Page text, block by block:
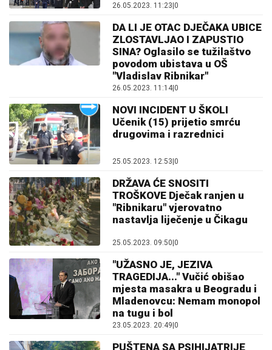
26.05.2023. 11:23 0
DA LI JE OTAC DJEČAKA UBICE
ZLOSTAVLJAO I ZAPUSTIO
SINA? Oglasilo se tužilaštvo
povodom ubistava u OŠ
"Vladislav Ribnikar"
26.05.2023. 11:14 0
NOVI INCIDENT U ŠKOLI
Učenik (15) prijetio smrću
drugovima i razrednici
25.05.2023. 12:53 0
DRŽAVA ĆE SNOSITI
TROŠKOVE Dječak ranjen u
"Ribnikaru" vjerovatno
nastavlja liječenje u Čikagu
25.05.2023. 09:50 0
"UŽASNO JE, JEZIVA
TRAGEDIJA..." Vučić obišao
mjesta masakra u Beogradu i
Mladenovcu: Nemam monopol
na tugu i bol
23.05.2023. 20:49 0
PUŠTENA SA PSIHIJATRIJE